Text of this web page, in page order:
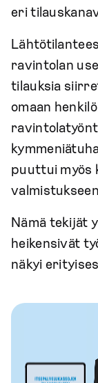
eri
ravintolan
tilauksia
omaan
puuttui myös
Nämä tekijät
heikensivät
näkyi